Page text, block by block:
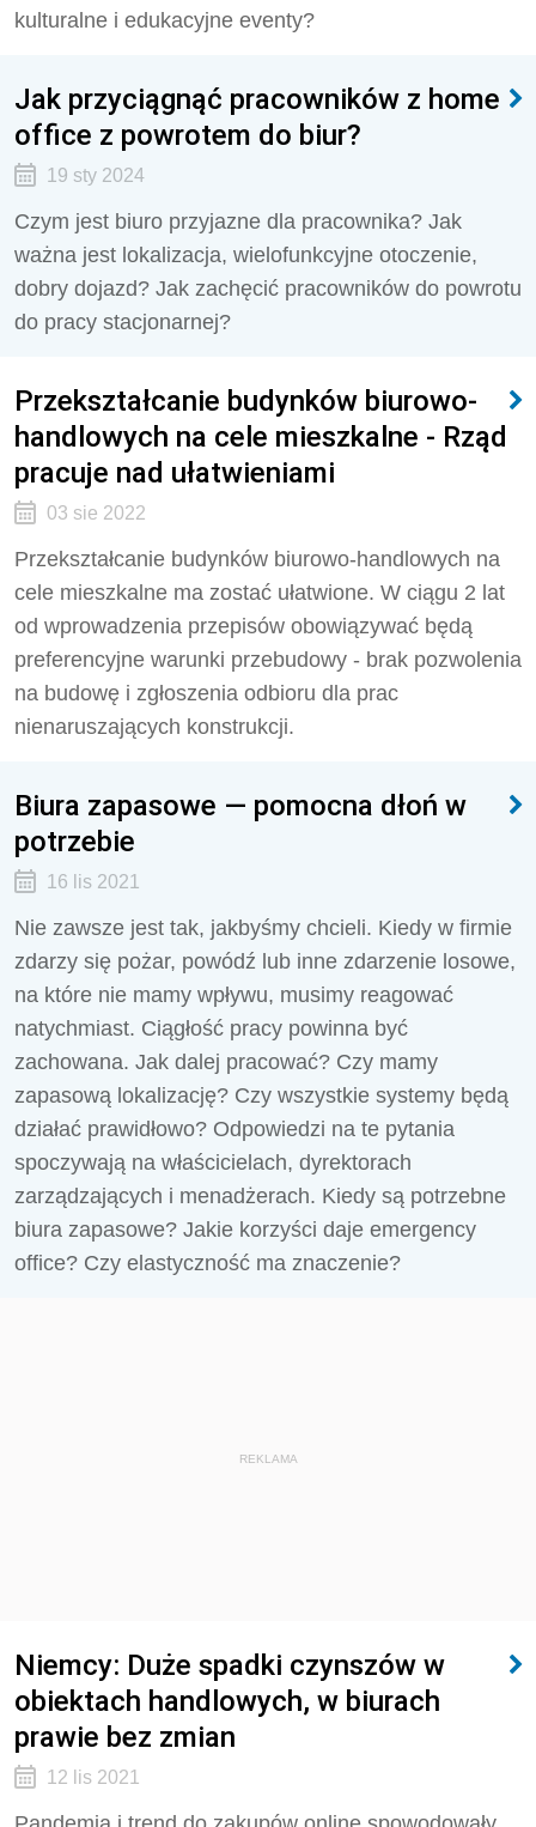
kulturalne i edukacyjne eventy?
Jak przyciągnąć pracowników z home
office z powrotem do biur?
19 sty 2024
Czym jest biuro przyjazne dla pracownika? Jak
ważna jest lokalizacja, wielofunkcyjne otoczenie,
dobry dojazd? Jak zachęcić pracowników do powrotu
do pracy stacjonarnej?
Przekształcanie budynków biurowo-
handlowych na cele mieszkalne - Rząd
pracuje nad ułatwieniami
03 sie 2022
Przekształcanie budynków biurowo-handlowych na
cele mieszkalne ma zostać ułatwione. W ciągu 2 lat
od wprowadzenia przepisów obowiązywać będą
preferencyjne warunki przebudowy - brak pozwolenia
na budowę i zgłoszenia odbioru dla prac
nienaruszających konstrukcji.
Biura zapasowe — pomocna dłoń w
potrzebie
16 lis 2021
Nie zawsze jest tak, jakbyśmy chcieli. Kiedy w firmie
zdarzy się pożar, powódź lub inne zdarzenie losowe,
na które nie mamy wpływu, musimy reagować
natychmiast. Ciągłość pracy powinna być
zachowana. Jak dalej pracować? Czy mamy
zapasową lokalizację? Czy wszystkie systemy będą
działać prawidłowo? Odpowiedzi na te pytania
spoczywają na właścicielach, dyrektorach
zarządzających i menadżerach. Kiedy są potrzebne
biura zapasowe? Jakie korzyści daje emergency
office? Czy elastyczność ma znaczenie?
REKLAMA
Niemcy: Duże spadki czynszów w
obiektach handlowych, w biurach
prawie bez zmian
12 lis 2021